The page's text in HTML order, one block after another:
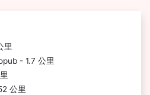
里
- 1.7 公里
公里